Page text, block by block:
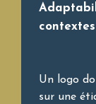
contextes
Un logo
sur une